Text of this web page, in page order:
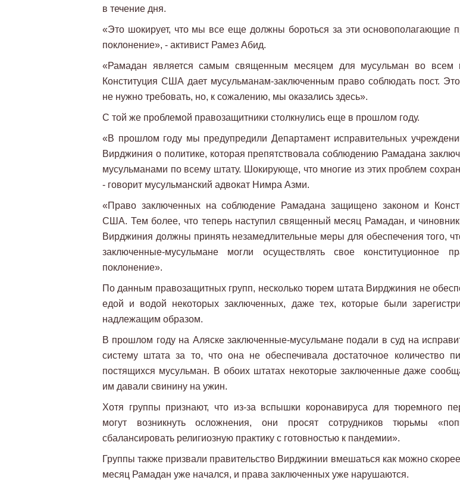
в течение дня.
«Это шокирует, что мы все еще должны бороться за эти основополагающие
поклонение», - активист Рамез Абид.
«Рамадан является самым священным месяцем для мусульман во всем
Конституция США дает мусульманам-заключенным право соблюдать пост.
не нужно требовать, но, к сожалению, мы оказались здесь».
С той же проблемой правозащитники столкнулись еще в прошлом году.
«В прошлом году мы предупредили Департамент исправительных
Вирджиния о политике, которая препятствовала соблюдению Рамадана
мусульманами по всему штату. Шокирующе, что многие из этих проблем
- говорит мусульманский адвокат Нимра Азми.
«Право заключенных на соблюдение Рамадана защищено законом и
США. Тем более, что теперь наступил священный месяц Рамадан, и
Вирджиния должны принять незамедлительные меры для обеспечения того,
заключенные-мусульмане могли осуществлять свое конституционное
поклонение».
По данным правозащитных групп, несколько тюрем штата Вирджиния не
едой и водой некоторых заключенных, даже тех, которые были
надлежащим образом.
В прошлом году на Аляске заключенные-мусульмане подали в суд на
систему штата за то, что она не обеспечивала достаточное количество
постящихся мусульман. В обоих штатах некоторые заключенные даже
им давали свинину на ужин.
Хотя группы признают, что из-за вспышки коронавируса для тюремного
могут возникнуть осложнения, они просят сотрудников тюрьмы
сбалансировать религиозную практику с готовностью к пандемии».
Группы также призвали правительство Вирджинии вмешаться как можно
месяц Рамадан уже начался, и права заключенных уже нарушаются.